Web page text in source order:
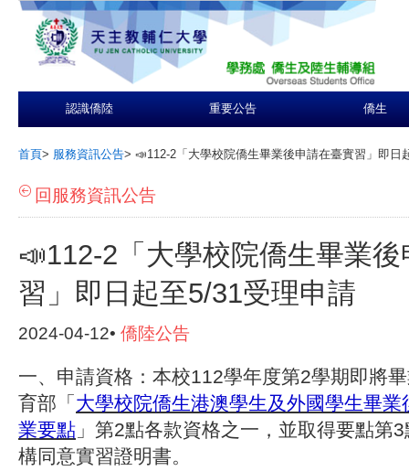
認識僑陸 重要公告 僑生
首頁> 服務資訊公告> 📣112-2「大學校院僑生畢業後申請在臺實習」即日
回服務資訊公告
📣112-2「大學校院僑生畢業
習」即日起至5/31受理申請
2024-04-12• 僑陸公告
一、申請資格：本校112學年度第2學期即將
育部「 大學校院僑生港澳學生及外國學生畢
業要點 」第2點各款資格之一，並取得要點第
構同意實習證明書。